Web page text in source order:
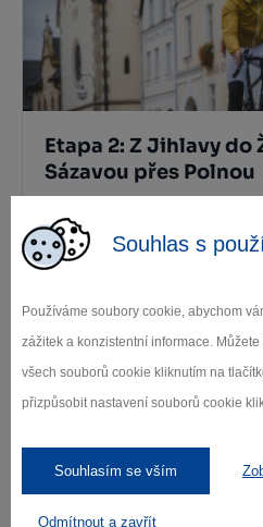
Souhlas s
Používáme soubory cookie, abychom
zážitek a konzistentní informace.
všech souborů cookie kliknutím na
přizpůsobit nastavení souborů cookie
Souhlasím se vším
Odmítnout a zavřít
Etapa 2: Z Jihlavy do
Sázavou přes Polnou
Jihlava
Etapa 3: Ze Žďáru